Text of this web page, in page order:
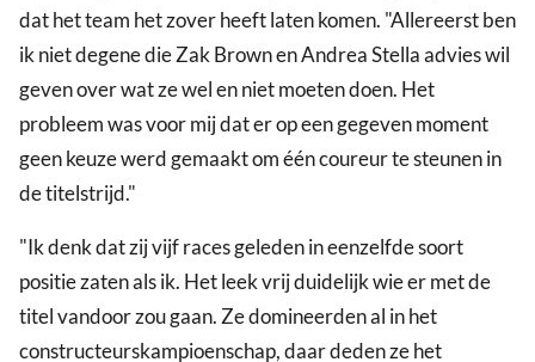
dat het team het zover heeft laten komen. "Allereerst ben
ik niet degene die Zak Brown en Andrea Stella advies wil
geven over wat ze wel en niet moeten doen. Het
probleem was voor mij dat er op een gegeven moment
geen keuze werd gemaakt om één coureur te steunen in
de titelstrijd."
"Ik denk dat zij vijf races geleden in eenzelfde soort
positie zaten als ik. Het leek vrij duidelijk wie er met de
titel vandoor zou gaan. Ze domineerden al in het
constructeurskampioenschap, daar deden ze het